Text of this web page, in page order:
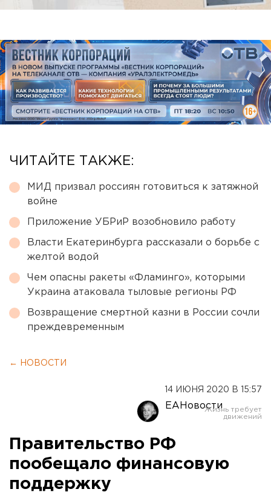
ЧИТАЙТЕ ТАКЖЕ:
МИД призвал россиян готовиться к затяжной
войне
Приложение УБРиР возобновило работу
Власти Екатеринбурга рассказали о борьбе с
желтой водой
Чем опасны ракеты «Фламинго», которыми
Украина атаковала тыловые регионы РФ
Возвращение смертной казни в России сочли
преждевременным
← НОВОСТИ
14 ИЮНЯ 2020 В 15:57
ЕАНовости
Правительство РФ
пообещало финансовую
поддержку